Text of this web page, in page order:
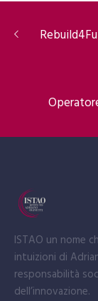
ISTAO un nome
intuizioni di
responsabilità
dell’innovazione.